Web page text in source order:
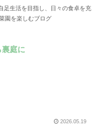
足生活を目指し、日々の食卓を充
園を楽しむブログ
庭に
2026.05.19